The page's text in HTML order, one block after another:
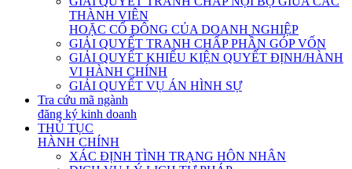
THÀNH VIÊN
HOẶC CỔ ĐÔNG CỦA DOANH NGHIỆP
GIẢI QUYẾT TRANH CHẤP PHẦN GÓP VỐN
GIẢI QUYẾT KHIẾU KIỆN QUYẾT ĐỊNH/HÀNH
VI HÀNH CHÍNH
GIẢI QUYẾT VỤ ÁN HÌNH SỰ
Tra cứu mã ngành
đăng ký kinh doanh
THỦ TỤC
HÀNH CHÍNH
XÁC ĐỊNH TÌNH TRẠNG HÔN NHÂN